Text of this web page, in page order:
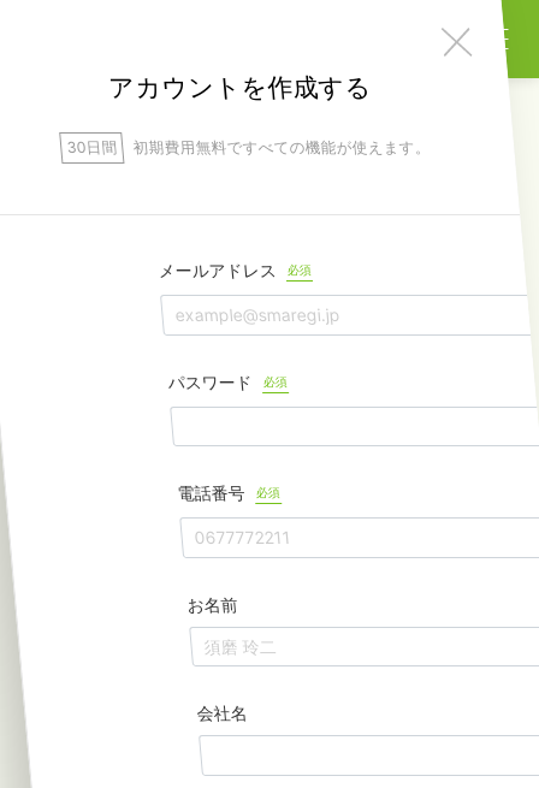
アカウントを作成する
30日間 初期費用無料ですべての機能が使えます。
メールアドレス 必須
パスワード 必須
電話番号 必須
お名前
会社名
勤怠とは？勤怠管理の目的や
おすすめのクラウドシステムを紹介
働き方改革関連法によって、これまで以上に適切な勤怠
管理が求められるようになりました。勤怠とは何か、ど
のようなことを管理するべきか、労務管理に携わる人は
改めて確認しておく必要があります。